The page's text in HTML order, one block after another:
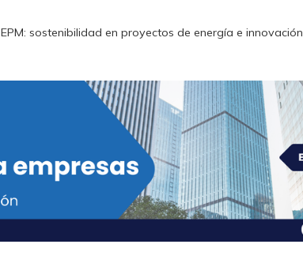
EPM: sostenibilidad en proyectos de energía e innovación